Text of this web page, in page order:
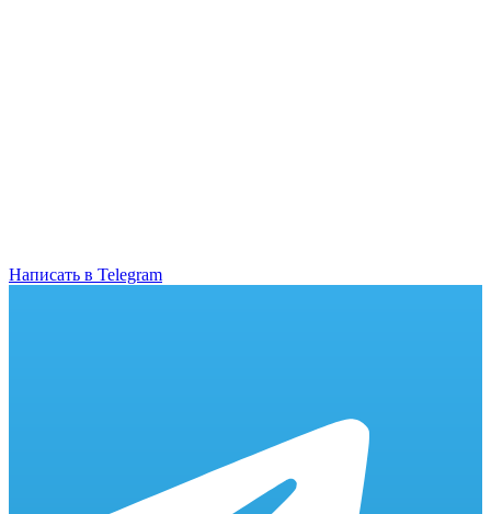
Написать в Telegram